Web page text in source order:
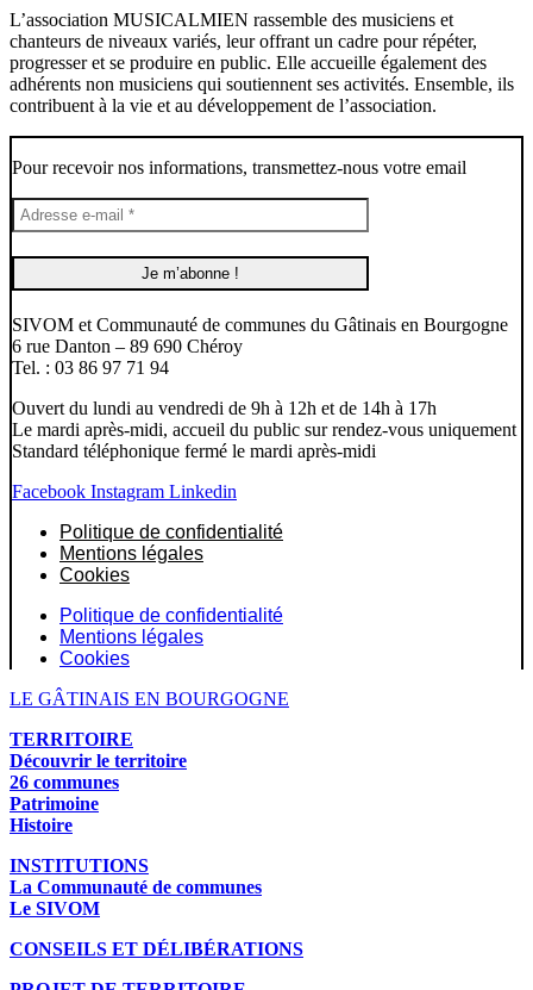
L’association MUSICALMIEN rassemble des musiciens et
chanteurs de niveaux variés, leur offrant un cadre pour répéter,
progresser et se produire en public. Elle accueille également des
adhérents non musiciens qui soutiennent ses activités. Ensemble, ils
contribuent à la vie et au développement de l’association.
Pour recevoir nos informations, transmettez-nous votre email
SIVOM et Communauté de communes du Gâtinais en Bourgogne
6 rue Danton – 89 690 Chéroy
Tel. : 03 86 97 71 94
Ouvert du lundi au vendredi de 9h à 12h et de 14h à 17h
Le mardi après-midi, accueil du public sur rendez-vous uniquement
Standard téléphonique fermé le mardi après-midi
Facebook Instagram Linkedin
Politique de confidentialité
Mentions légales
Cookies
Politique de confidentialité
Mentions légales
Cookies
LE GÂTINAIS EN BOURGOGNE
TERRITOIRE
Découvrir le territoire
26 communes
Patrimoine
Histoire
INSTITUTIONS
La Communauté de communes
Le SIVOM
CONSEILS ET DÉLIBÉRATIONS